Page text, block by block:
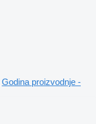
Godina proizvodnje -